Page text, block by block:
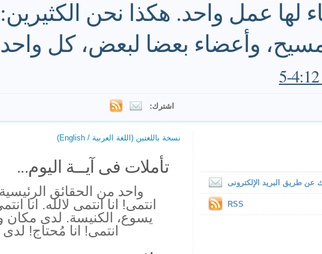
لها عمل واحد. هكذا نحن
وأعضاء بعضا لبعض، كل واحد
اشترك:
نسخة باللغتين (اللغة العربية / English)
تأملات فى آيــة اليوم...
واحد من الحقائق الرئيسية
انتمى! انا انتمى لالله. انا
يسوع، الكنيسة. لدى
انتمى! انا مُحتاج! لدى
عن طريق البريد الإلكترونى
RSS